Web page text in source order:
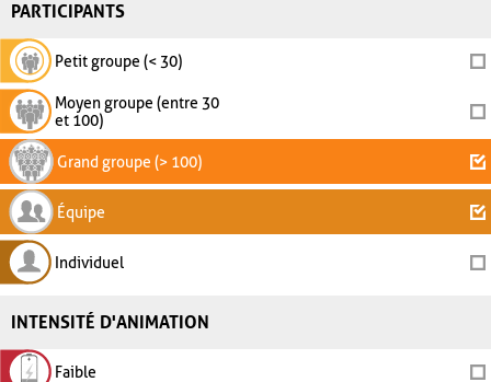
PARTICIPANTS
Petit groupe (< 30)
Moyen groupe (entre 30
et 100)
Grand groupe (> 100)
Équipe
Individuel
INTENSITÉ D'ANIMATION
Faible